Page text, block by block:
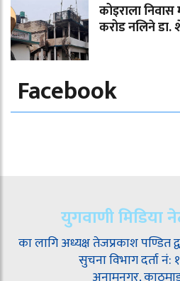
कोइराला निवास
करोड नलिने डा.
Facebook
युगवाणी मिडिया
का लागि अध्यक्ष तेजप्रकाश पण्डित
सुचना विभाग दर्ता